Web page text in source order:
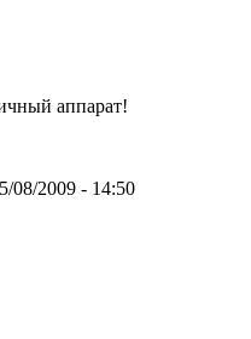
аппарат!
2009 - 14:50